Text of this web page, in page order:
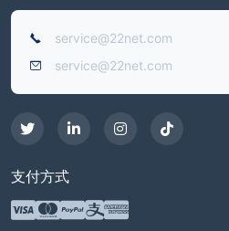
service@22net.com
service@22net.com
支付方式